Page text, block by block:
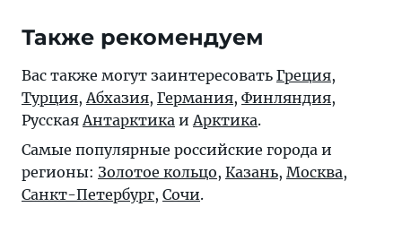
Также рекомендуем
Вас также могут заинтересовать Греция,
Турция, Абхазия, Германия, Финляндия,
Русская Антарктика и Арктика.
Самые популярные российские города и
регионы: Золотое кольцо, Казань, Москва,
Санкт-Петербург, Сочи.